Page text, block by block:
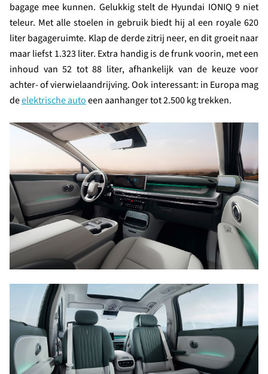
bagage mee kunnen. Gelukkig stelt de Hyundai IONIQ 9 niet
teleur. Met alle stoelen in gebruik biedt hij al een royale 620
liter bagageruimte. Klap de derde zitrij neer, en dit groeit naar
maar liefst 1.323 liter. Extra handig is de frunk voorin, met een
inhoud van 52 tot 88 liter, afhankelijk van de keuze voor
achter- of vierwielaandrijving. Ook interessant: in Europa mag
deelektrische autoeen aanhanger tot 2.500 kg trekken.